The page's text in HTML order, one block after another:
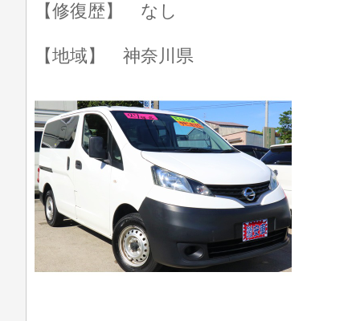
【修復歴】 なし
【地域】 神奈川県